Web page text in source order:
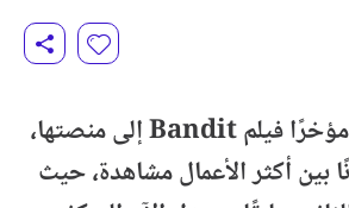
أضافت نتفليكس مؤخرًا فيلم Bandit إلى منصتها،
بين أكثر الأعمال مشاهدة، حيث